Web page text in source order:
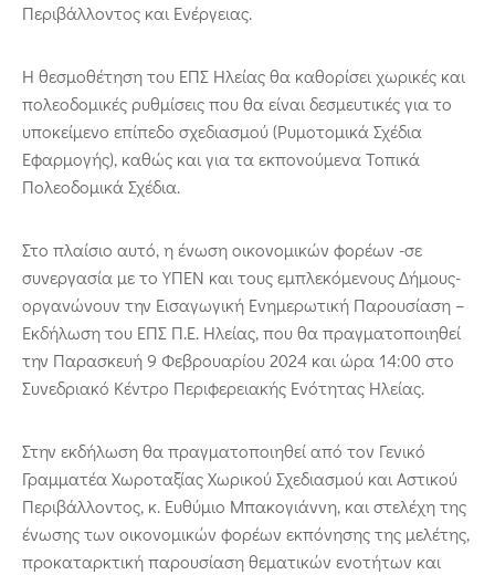
Περιβάλλοντος και Ενέργειας.
Η θεσμοθέτηση του ΕΠΣ Ηλείας θα καθορίσει χωρικές και
πολεοδομικές ρυθμίσεις που θα είναι δεσμευτικές για το
υποκείμενο επίπεδο σχεδιασμού (Ρυμοτομικά Σχέδια
Εφαρμογής), καθώς και για τα εκπονούμενα Τοπικά
Πολεοδομικά Σχέδια.
Στο πλαίσιο αυτό, η ένωση οικονομικών φορέων -σε
συνεργασία με το ΥΠΕΝ και τους εμπλεκόμενους Δήμους-
οργανώνουν την Εισαγωγική Ενημερωτική Παρουσίαση –
Εκδήλωση του ΕΠΣ Π.Ε. Ηλείας, που θα πραγματοποιηθεί
την Παρασκευή 9 Φεβρουαρίου 2024 και ώρα 14:00 στο
Συνεδριακό Κέντρο Περιφερειακής Ενότητας Ηλείας.
Στην εκδήλωση θα πραγματοποιηθεί από τον Γενικό
Γραμματέα Χωροταξίας Χωρικού Σχεδιασμού και Αστικού
Περιβάλλοντος, κ. Ευθύμιο Μπακογιάννη, και στελέχη της
ένωσης των οικονομικών φορέων εκπόνησης της μελέτης,
προκαταρκτική παρουσίαση θεματικών ενοτήτων και